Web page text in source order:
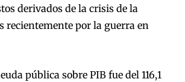
derivados de la crisis de la
recientemente por la guerra en
pública sobre PIB fue del 116,1